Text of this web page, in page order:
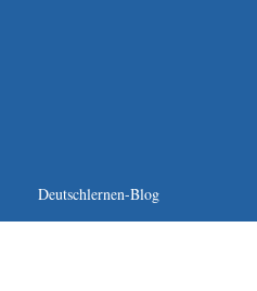
Deutschlernen-Blog